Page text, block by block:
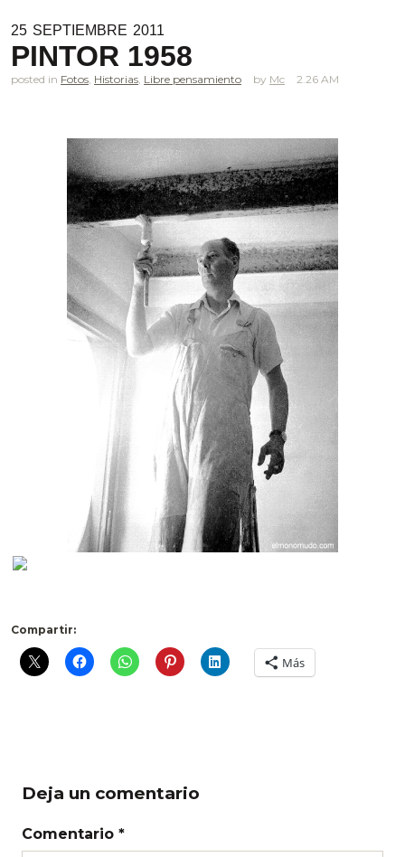
25 SEPTIEMBRE 2011
PINTOR 1958
posted in Fotos, Historias, Libre pensamiento Mc 2.26 AM
Compartir:
Más
Deja un comentario
Comentario *